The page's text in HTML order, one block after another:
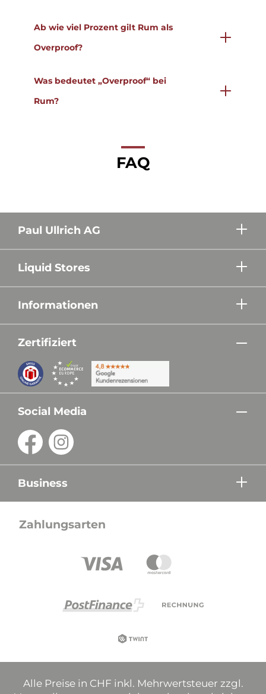
Ab wie viel Prozent gilt Rum als
Overproof?
Was bedeutet „Overproof“ bei
Rum?
FAQ
Paul Ullrich AG
Liquid Stores
Informationen
Zertifiziert
Social Media
Business
Zahlungsarten
Alle Preise in CHF inkl. Mehrwertsteuer zzgl.